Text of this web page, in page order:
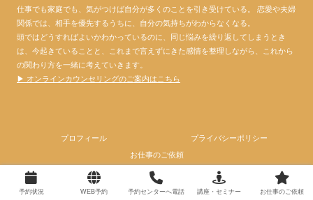
仕事でも家庭でも、気がつけば自分が多くのことを引き受けている。 恋愛や夫婦
関係では、相手を優先するうちに、自分の気持ちがわからなくなる。
頭ではどうすればよいかわかっているのに、同じ悩みを繰り返してしまうとき
は、今起きていることと、これまで言えずにきた感情を整理しながら、これから
の関わり方を一緒に考えていきます。
▶ オンラインカウンセリングのご案内はこちら
プロフィール
プライバシーポリシー
お仕事のご依頼
© 2024 心理カウンセラー大門昌代official website.
予約状況 WEB予約 予約センターへ電話 講座・セミナー お仕事のご依頼